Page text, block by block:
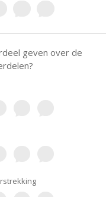
geven over de